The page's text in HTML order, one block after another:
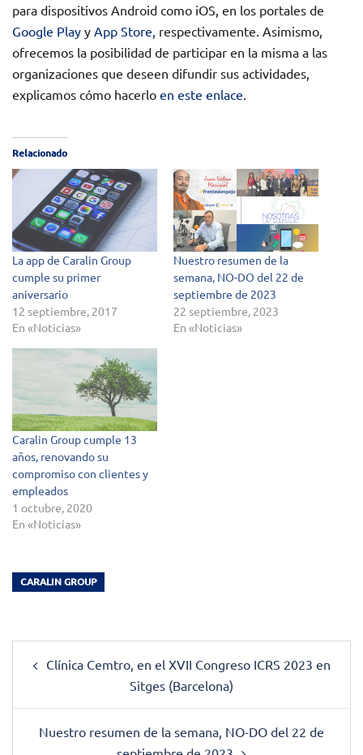
para dispositivos Android como iOS, en los portales de
Google Play y App Store, respectivamente. Asimismo,
ofrecemos la posibilidad de participar en la misma a las
organizaciones que deseen difundir sus actividades,
explicamos cómo hacerlo en este enlace
Relacionado
La app de Caralin Group
cumple su primer
aniversario
12 septiembre, 2017
En «Noticias»
Nuestro resumen de la
semana, NO-DO del 22 de
septiembre de 2023
22 septiembre, 2023
En «Noticias»
Caralin Group cumple 13
años, renovando su
compromiso con clientes y
empleados
1 octubre, 2020
En «Noticias»
CARALIN GROUP
navigation
Clínica Cemtro, en el XVII Congreso ICRS 2023 en
Sitges (Barcelona)
Nuestro resumen de la semana, NO-DO del 22 de